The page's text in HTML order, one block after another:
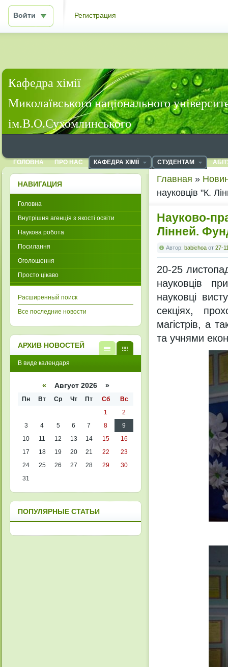
Войти Регистрация
Кафедра хімії
Миколаївського національного
ім.В.О.Сухомлинського
ГОЛОВНА ПРО НАС КАФЕДРА ХІМІЇ СТУДЕНТАМ
Главная »
науковців "К.
Науково-
Лінней.
Автор: babichoa от 27-
20-25
науковців
науковці
секціях,
магістрів, а
та учнями
НАВИГАЦИЯ
Головна
Внутрішня агенція з якості освіти
Наукова робота
Посилання
Оголошення
Просто цікаво
Расширенный поиск
Все последние новости
АРХИВ НОВОСТЕЙ
кален
списк
В виде календаря
« Август 2026 »
Пн Вт Ср Чт Пт Сб
Вс
1
2
3
4 5 6 7 8
9
10
11 12 13 14 15
16
17
18 19 20 21 22
23
24
25 26 27 28 29
30
31
ПОПУЛЯРНЫЕ СТАТЬИ